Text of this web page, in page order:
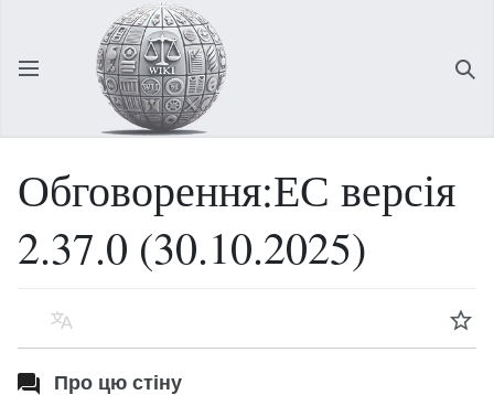
Відкрити головне меню
Обговорення:ЕС версія
2.37.0 (30.10.2025)
Мова Спостерігати
Про цю стіну